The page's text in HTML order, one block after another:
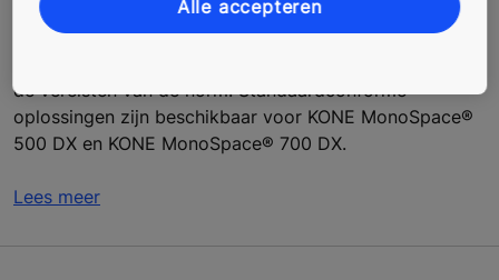
omvatten valluiken en ladders voor reddingsoperaties.
Alle elektrische en controleapparatuur, hun behuizingen
de vereisten van de norm. Standaardconforme
oplossingen zijn beschikbaar voor KONE MonoSpace®
500 DX en KONE MonoSpace® 700 DX.
Lees meer
Alle accepteren